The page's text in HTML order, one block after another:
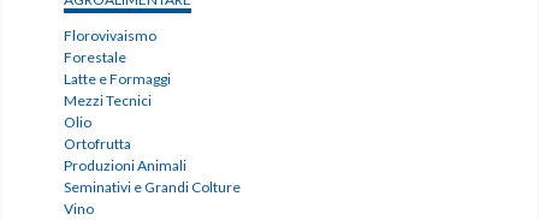
Florovivaismo
Forestale
Latte e Formaggi
Mezzi Tecnici
Olio
Ortofrutta
Produzioni Animali
Seminativi e Grandi Colture
Vino